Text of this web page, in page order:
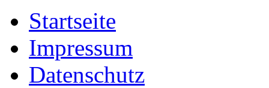
Startseite
Impressum
Datenschutz